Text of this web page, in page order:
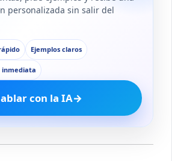
personalizada sin salir del
Ejemplos claros
inmediata
con la IA→